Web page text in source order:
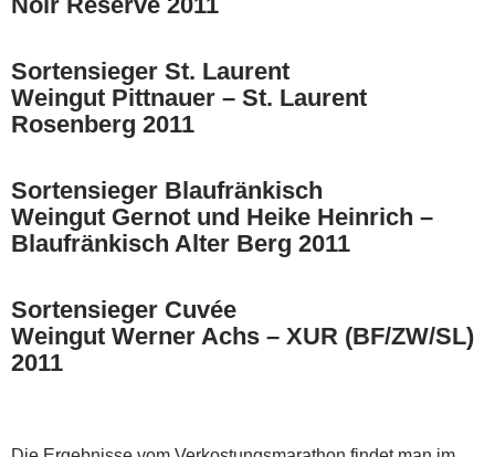
Sortensieger St. Laurent
Weingut Pittnauer – St. Laurent
Rosenberg 2011
Sortensieger Blaufränkisch
Weingut Gernot und Heike Heinrich –
Blaufränkisch Alter Berg 2011
Sortensieger Cuvée
Weingut Werner Achs – XUR (BF/ZW/SL)
2011